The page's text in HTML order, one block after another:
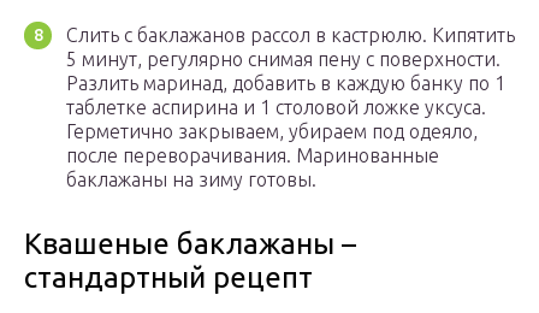
Слить с баклажанов рассол в кастрюлю. Кипятить
5 минут, регулярно снимая пену с поверхности.
Разлить маринад, добавить в каждую банку по 1
таблетке аспирина и 1 столовой ложке уксуса.
Герметично закрываем, убираем под одеяло,
после переворачивания. Маринованные
баклажаны на зиму готовы.
Квашеные баклажаны –
стандартный рецепт